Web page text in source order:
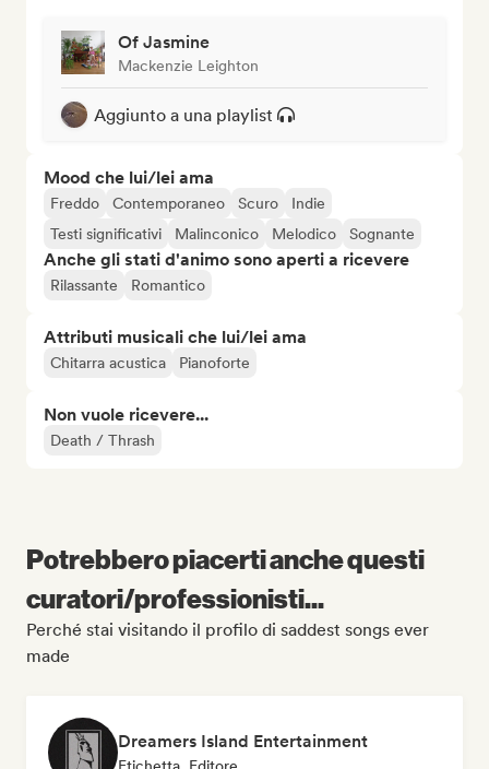
Of Jasmine
Mackenzie Leighton
Aggiunto a una playlist
Mood che lui/lei ama
Freddo Contemporaneo Scuro
Indie
Testi significativi
Malinconico Melodico Sognante
Anche gli stati d'animo sono aperti a ricevere
Rilassante Romantico
Attributi musicali che lui/lei ama
Chitarra acustica Pianoforte
Non vuole ricevere...
Death / Thrash
Potrebbero piacerti anche questi
curatori/professionisti...
Perché stai visitando il profilo di saddest songs ever
made
Dreamers Island Entertainment